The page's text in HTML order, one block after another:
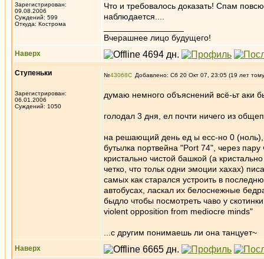
Зарегистрирован:
09.08.2006
Суждений: 599
Откуда: Кострома
Что и требовалось доказать! Спам
наблюдается....
Вчерашнее лицо будущего!
Наверх
Ступеньки
Зарегистрирован:
06.01.2006
Суждений: 1050
№43068 Добавлено: Сб 20 Окт 07, 23:05 (19 лет
думаю немного объяснений всё-ьт аки
голодал 3 дня, ел почти ничего из
на решающий день ед ы есс-но 0 (ноль),
бутылка портвейна "Port 74", через
кристально чистой башкой (а
четко, что тольк одни эмоции хахах)
самых как старался устроить в
автобусах, ласкал их белоснежные
быдло чтобы посмотреть чаво у
violent opposition from mediocre minds"
...с другим понимаешь ли она танцует~
Наверх